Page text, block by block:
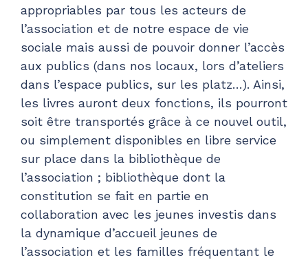
appropriables par tous les acteurs de
l’association et de notre espace de vie
sociale mais aussi de pouvoir donner l’accès
aux publics (dans nos locaux, lors d’ateliers
dans l’espace publics, sur les platz…). Ainsi,
les livres auront deux fonctions, ils pourront
soit être transportés grâce à ce nouvel outil,
ou simplement disponibles en libre service
sur place dans la bibliothèque de
l’association ; bibliothèque dont la
constitution se fait en partie en
collaboration avec les jeunes investis dans
la dynamique d’accueil jeunes de
l’association et les familles fréquentant le